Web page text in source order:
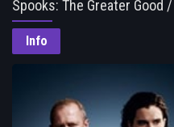
Spooks: The Greater
ხვედრი
Info